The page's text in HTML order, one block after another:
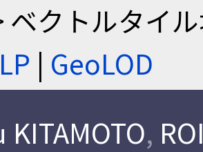
ベクトルタイ
| GeoLOD
,